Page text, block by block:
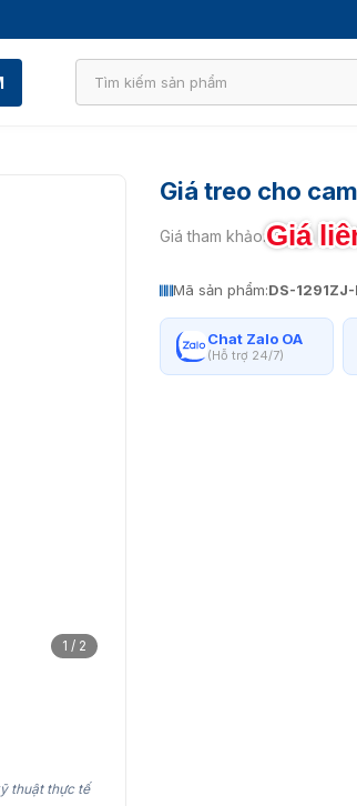
1 / 2
thuật thực tế
Giá treo cho
Giá tham khảo:Giá
Mã sản phẩm:DS-1291ZJ-
Chat Zalo OA
(Hỗ trợ 24/7)